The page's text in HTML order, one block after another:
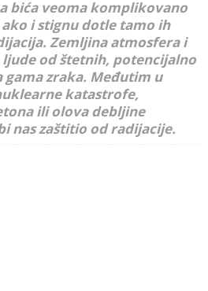
bića veoma komplikovano
i stignu dotle tamo ih
Zemljina atmosfera i
od štetnih, potencijalno
zraka. Međutim u
katastrofe,
ili olova debljine
nas zaštitio od radijacije.